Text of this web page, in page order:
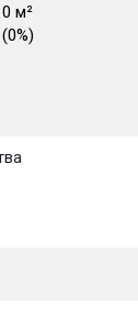
0 м²
(0%)